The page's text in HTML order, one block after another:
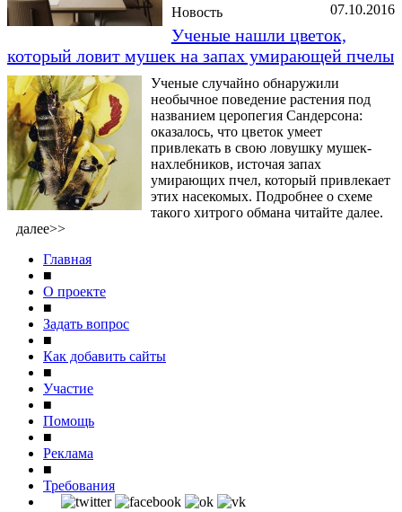
07.10.2016
Новость
Ученые нашли цветок,
который ловит мушек на запах умирающей пчелы
Ученые случайно обнаружили
необычное поведение растения под
названием церопегия Сандерсона:
оказалось, что цветок умеет
привлекать в свою ловушку мушек-
нахлебников, источая запах
умирающих пчел, который привлекает
этих насекомых. Подробнее о схеме
такого хитрого обмана читайте далее.
далее>>
Главная
■
О проекте
■
Задать вопрос
■
Как добавить сайты
■
Участие
■
Помощь
■
Реклама
■
Требования